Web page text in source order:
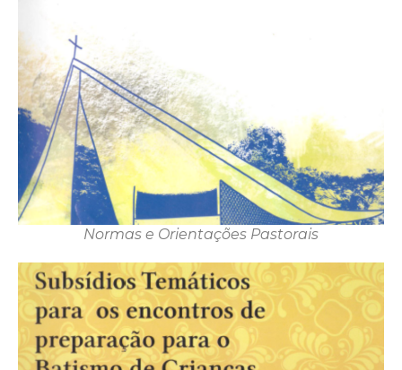
Normas e Orientações Pastorais